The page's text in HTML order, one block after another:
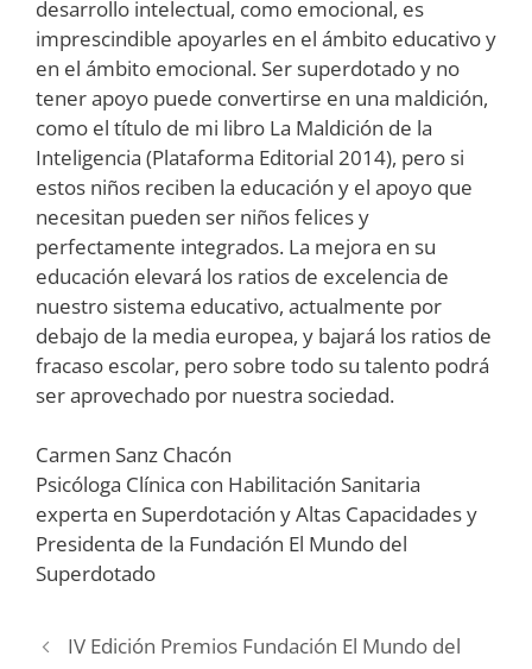
desarrollo intelectual, como emocional, es
imprescindible apoyarles en el ámbito educativo y
en el ámbito emocional. Ser superdotado y no
tener apoyo puede convertirse en una maldición,
como el título de mi libro La Maldición de la
Inteligencia (Plataforma Editorial 2014), pero si
estos niños reciben la educación y el apoyo que
necesitan pueden ser niños felices y
perfectamente integrados. La mejora en su
educación elevará los ratios de excelencia de
nuestro sistema educativo, actualmente por
debajo de la media europea, y bajará los ratios de
fracaso escolar, pero sobre todo su talento podrá
ser aprovechado por nuestra sociedad.
Carmen Sanz Chacón
Psicóloga Clínica con Habilitación Sanitaria
experta en Superdotación y Altas Capacidades y
Presidenta de la Fundación El Mundo del
Superdotado
IV Edición Premios Fundación El Mundo del